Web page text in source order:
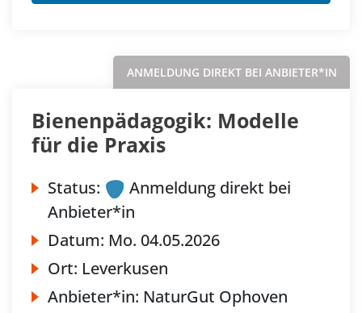
ANMELDUNG DIREKT BEI ANBIETER*IN
Bienenpädagogik: Modelle
für die Praxis
Status:
Anmeldung direkt bei
Anbieter*in
Datum: Mo. 04.05.2026
Ort: Leverkusen
Anbieter*in: NaturGut Ophoven